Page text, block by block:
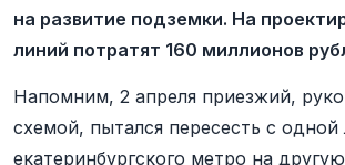
на развитие подземки. На
линий потратят 160 миллионов
Напомним, 2 апреля приезжий,
схемой, пытался пересесть с одной
екатеринбургского метро на